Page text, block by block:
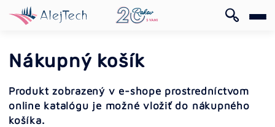
Nákupný košík
Produkt zobrazený v e-shope prostredníctvom
online katalógu je možné vložiť do nákupného
košíka.